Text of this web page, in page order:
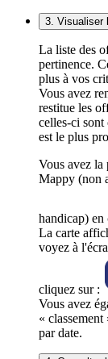
3. Visualiser
La liste des
pertinence.
plus à vos
Vous avez
restitue les
celles-ci sont
est le plus
Vous avez la
Mappy (non
handicap) en
La carte
voyez à
cliquez sur :
Vous avez
«
par date.